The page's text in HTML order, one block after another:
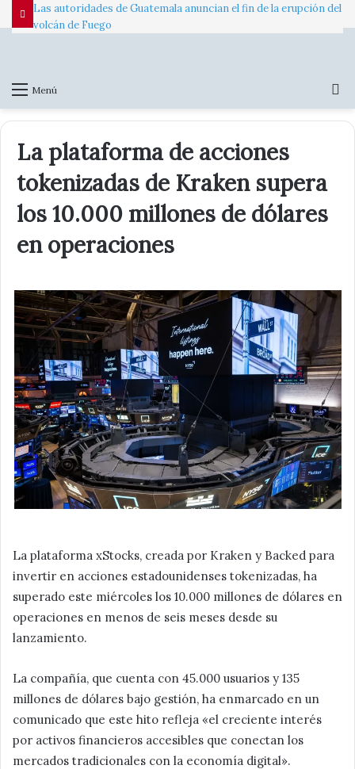
Las autoridades de Guatemala anuncian el fin de la erupción del
volcán de Fuego
Menú
La plataforma de acciones
tokenizadas de Kraken supera
los 10.000 millones de dólares
en operaciones
La plataforma xStocks, creada por Kraken y Backed para
invertir en acciones estadounidenses tokenizadas, ha
superado este miércoles los 10.000 millones de dólares en
operaciones en menos de seis meses desde su
lanzamiento.
La compañía, que cuenta con 45.000 usuarios y 135
millones de dólares bajo gestión, ha enmarcado en un
comunicado que este hito refleja «el creciente interés
por activos financieros accesibles que conectan los
mercados tradicionales con la economía digital».